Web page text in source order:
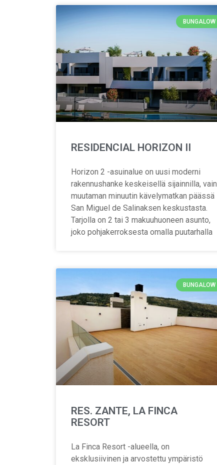
BUNGALOW
RESIDENCIAL HORIZON II
Horizon 2 -asuinalue on uusi moderni
rakennushanke keskeisellä sijainnilla, vain
muutaman minuutin kävelymatkan päässä
San Miguel de Salinaksen keskustasta.
Tarjolla on 2 tai 3 makuuhuoneen asunto,
joko pohjakerroksesta omalla puutarhalla
BUNGALOW
RES. ZANTE, LA FINCA
RESORT
La Finca Resort -alueella, on
eksklusiivinen ja arvostettu ympäristö